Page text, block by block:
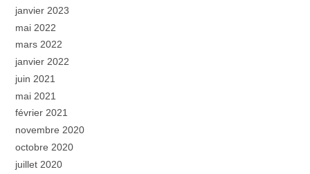
janvier 2023
mai 2022
mars 2022
janvier 2022
juin 2021
mai 2021
février 2021
novembre 2020
octobre 2020
juillet 2020